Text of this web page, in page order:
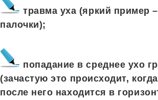
травма уха (яркий пример
палочки);
попадание в среднее ухо
(зачастую это происходит,
после него находится в